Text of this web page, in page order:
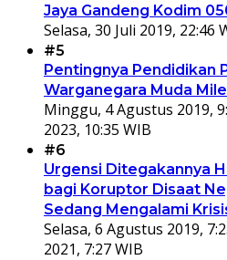
Jaya Gandeng Kodim
Selasa, 30 Juli 2019, 22:46
#5
Pentingnya Pendidikan
Warganegara Muda
Minggu, 4 Agustus 2019,
2023, 10:35 WIB
#6
Urgensi Ditegakannya
bagi Koruptor Disaat
Sedang Mengalami
Selasa, 6 Agustus 2019,
2021, 7:27 WIB